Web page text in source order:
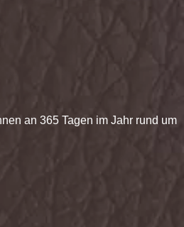
an 365 Tagen im Jahr rund um